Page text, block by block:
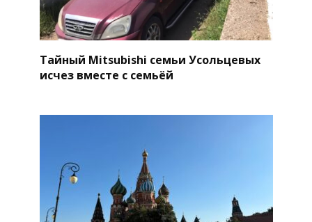
Тайный Mitsubishi семьи Усольцевых
исчез вместе с семьёй